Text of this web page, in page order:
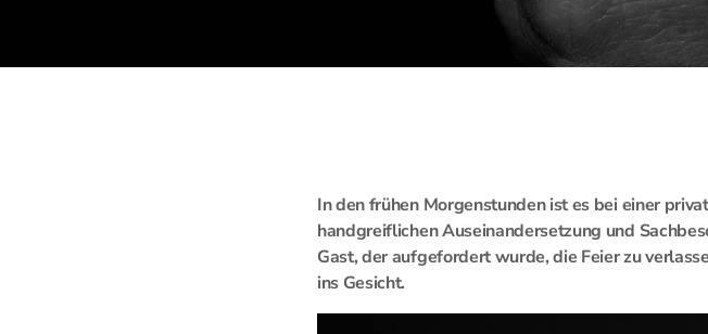
In den frühen Morgenstunden ist es bei einer
handgreiflichen Auseinandersetzung und
Gast, der aufgefordert wurde, die Feier zu
ins Gesicht.